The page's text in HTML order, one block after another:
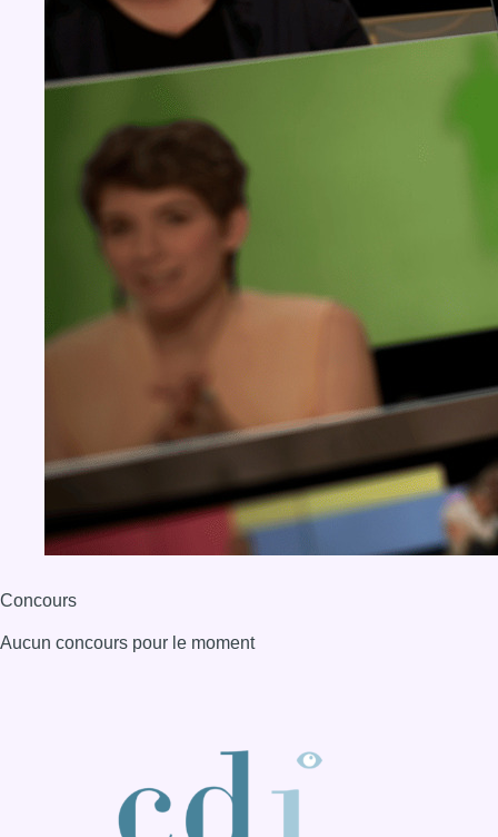
Concours
Aucun concours pour le moment